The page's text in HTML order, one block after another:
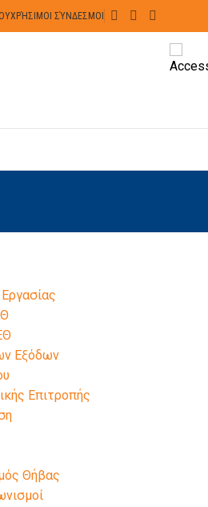
ΧΡΉΣΙΜΟΙ ΣΎΝΔΕΣΜΟΙ
Εξόδων
Επιτροπής
Θήβας